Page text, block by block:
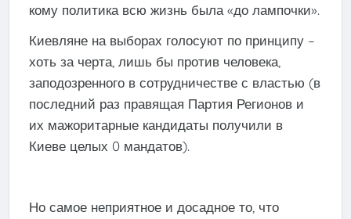
кому политика всю жизнь была «до лампочки».
Киевляне на выборах голосуют по принципу –
хоть за черта, лишь бы против человека,
заподозренного в сотрудничестве с властью (в
последний раз правящая Партия Регионов и
их мажоритарные кандидаты получили в
Киеве целых 0 мандатов).
Но самое неприятное и досадное то, что